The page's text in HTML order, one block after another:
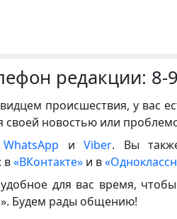
редакции: 8-
происшествия, у вас
своей новостью или
WhatsApp иViber. Вы
в«ВКонтакте» и в
для вас время,
Будем рады общению!